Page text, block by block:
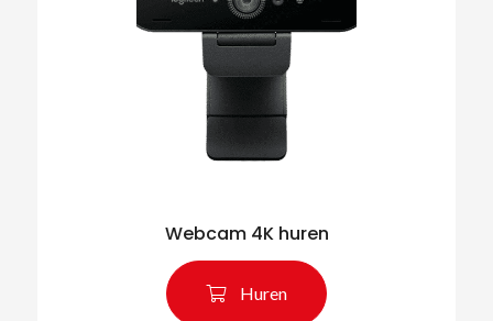
Webcam 4K huren
Huren